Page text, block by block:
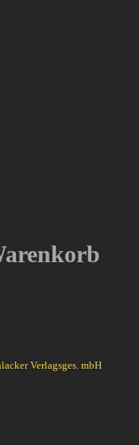
Verlagsges. mbH